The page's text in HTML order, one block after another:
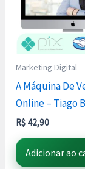
Marketing Digital
A Máquina De
Online – Tiago
R$ 42,90
Adicionar ao